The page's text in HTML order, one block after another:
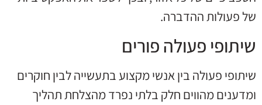
של פעולות ההדברה.
שיתופי פעולה פורים
שיתופי פעולה בין אנשי מקצוע בתעשייה לבין חוקרים
ומדענים מהווים חלק בלתי נפרד מהצלחת תהליך